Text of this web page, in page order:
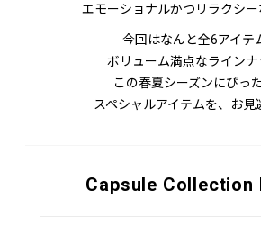
エモーショナルかつリラクシー
今回はなんと全6アイテ
ボリューム満点なラインナ
この春夏シーズンにぴっ
スペシャルアイテムを、お見
Capsule Collection